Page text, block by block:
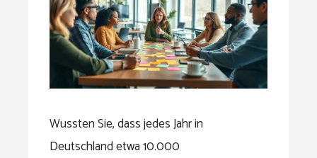
Wussten Sie, dass jedes Jahr in
Deutschland etwa 10.000